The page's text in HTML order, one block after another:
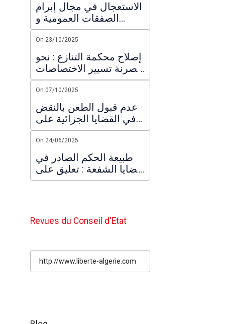
الاستعجال في مجال إبرام
الصفقات العمومية و
العقود الإدارية : الاستعجال
ما قبل التعاقد و
الاستعجال التعاقدي
On 23/10/2025
إصلاح محكمة التنازع : نحو
عصرنة تسيير الاختصاصات
القضائية
On 07/10/2025
عدم قبول الطعن بالنقض
في القضايا الجزائية على
ضوء مذكرة المحكمة
العليا المتضمنة فرز
الطعون
On 24/06/2025
طبيعة الحكم الصادر في
قضايا الشفعة : تعليق على
قرار
Revues du Conseil d'Etat
http://www.liberte-algerie.com